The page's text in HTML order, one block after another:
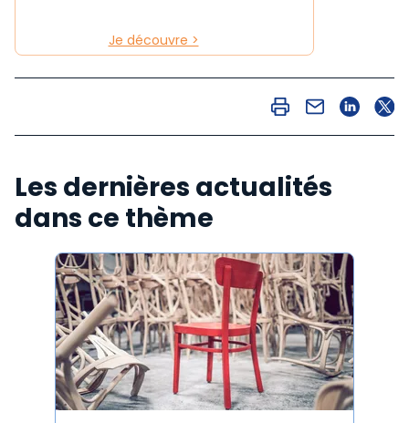
Je découvre >
Les dernières actualités
dans ce thème